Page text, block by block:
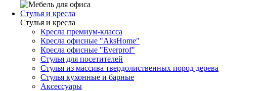
Стулья и кресла
Стулья и кресла
Кресла премиум-класса
Кресла офисные "AksHome"
Кресла офисные "Everprof"
Стулья для посетителей
Стулья из массива твердолиственных пород дерева
Стулья кухонные и барные
Аксессуары